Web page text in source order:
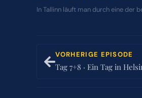
In Tallinn läuft man durch eine
VORHERIGE EPISODE
Tag 7+8 · Ein Tag in